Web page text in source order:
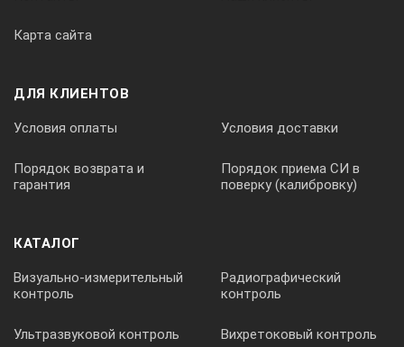
12 (встроенный аккумулятор 12В, 7Ач) или сетевой адаптер
− в режиме нагружения
6
− в остальных режимах
0,25
Карта сайта
ДЛЯ КЛИЕНТОВ
Условия оплаты Условия доставки
Порядок возврата и
гарантия
Порядок приема СИ в
поверку (калибровку)
КАТАЛОГ
Визуально-измерительный
контроль
Радиографический
контроль
Ультразвуковой контроль Вихретоковый контроль